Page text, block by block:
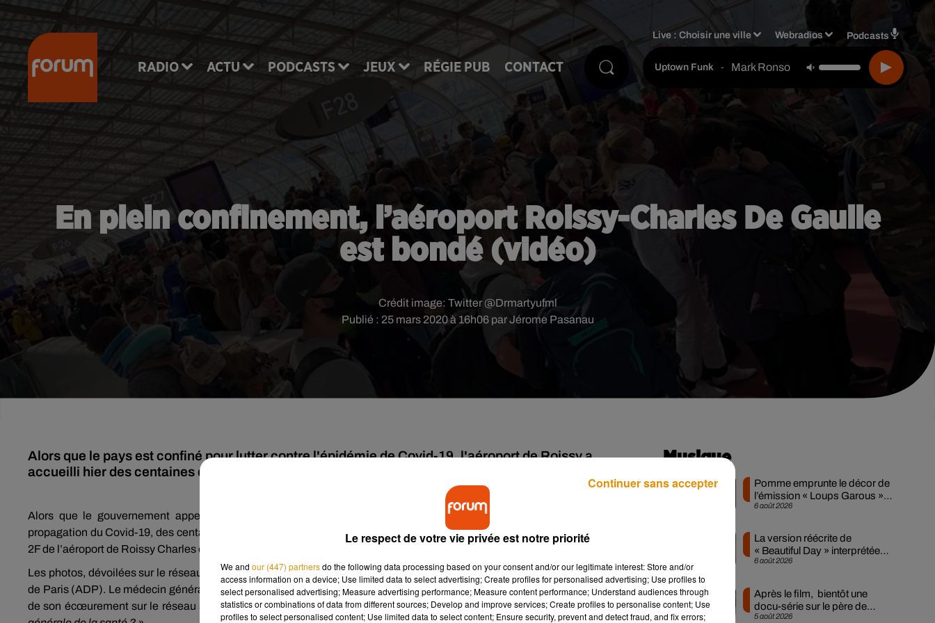
RADIO ACTU PODCASTS JEUX RÉGIE PUB CONTACT
Live :Choisir une ville Webradios Podcasts
Uptown Funk - Mark Ronson Feat. Bruno Mars
En plein confinement, l’aéroport Roissy-Charles De Gaulle
est bondé (vidéo)
Publié : 25 mars 2020 à 16h06 par Jérome Pasanau
Crédit image: Twitter @Drmartyufml
Alors que le pays est confiné pour lutter contre l'épidémie de Covid-19, l'aéroport de Roissy a
accueilli hier des centaines de passagers ...
Alors que le gouvernement appelle depuis plus d’une semaine maintenant à rester chez soi confiné pour limiter la
propagation du Covid-19, des centaines de personnes se sont massées mardi 24 mars entre les portes 26 et 28 du terminal
2F de l’aéroport de Roissy Charles de Gaulle.
Les photos, dévoilées sur le réseau Twitter par le docteur Jérôme Marty ont été authentifiées par la direction des Aéroports
de Paris (ADP). Le médecin généraliste, président du syndicat de l’union française pour une médecine libre (UFML) fait par
de son écœurement sur le réseau social :« C’est en ce moment à CDG ! »écrit-il« Non mais on a vraiment une direction
Musique
6 août 2026
Pomme emprunte le décor de
l’émission « Loups Garous »
pour son...
6 août 2026
La version réécrite de
« Beautiful Day » interprétée
lors des...
5 août 2026
Après le film, bientôt une
docu-série sur le père de
Michael Jackson
Le respect de votre vie privée est notre priorité
We and our (447) partnersdo the following data processing based on your consent and/or our legitimate interest: Store and/or
access information on a device; Use limited data to select advertising; Create profiles for personalised advertising; Use profiles to
select personalised advertising; Measure advertising performance; Measure content performance; Understand audiences through
statistics or combinations of data from different sources; Develop and improve services; Create profiles to personalise content; Use
profiles to select personalised content; Use limited data to select content; Ensure security, prevent and detect fraud, and fix errors;
Continuer sans accepter